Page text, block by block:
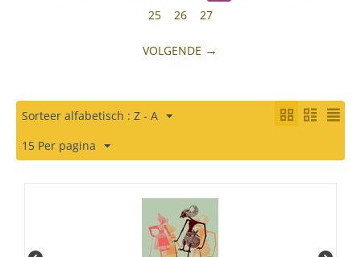
25
26 27
VOLGENDE
Sorteer alfabetisch : Z - A
15 Per pagina